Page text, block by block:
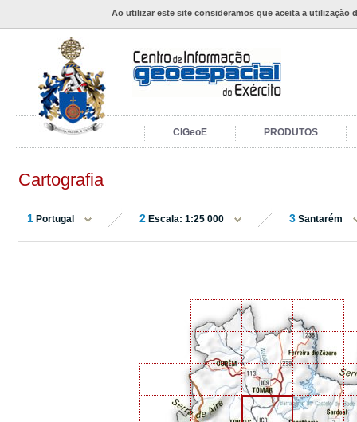
Ao utilizar este site consideramos que aceita a utilização
CIGeoE PRODUTOS
Cartografia
1 Portugal 2 Escala: 1:25 000 3 Santarém